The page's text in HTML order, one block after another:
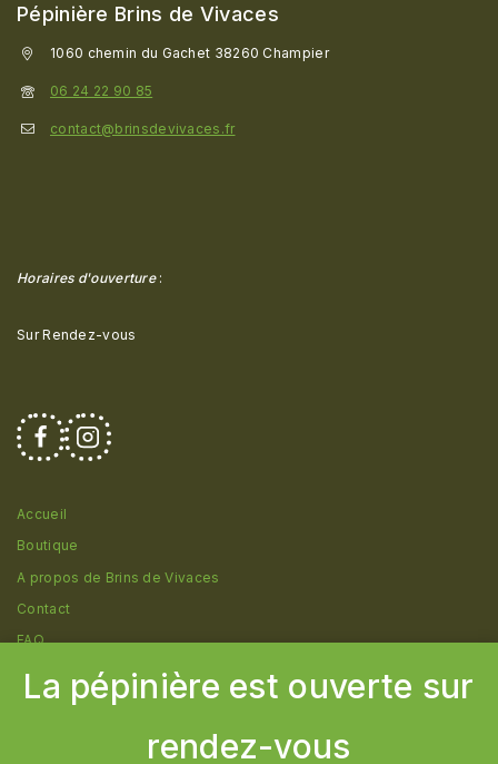
La pépinière est ouverte sur
rendez-vous
Pépinière Brins de Vivaces
1060 chemin du Gachet 38260 Champier
06 24 22 90 85
contact@brinsdevivaces.fr
Horaires d'ouverture:
Sur Rendez-vous
Accueil
Boutique
A propos de Brins de Vivaces
Contact
FAQ
© 2026 Pépinière Brins de Vivaces - Création